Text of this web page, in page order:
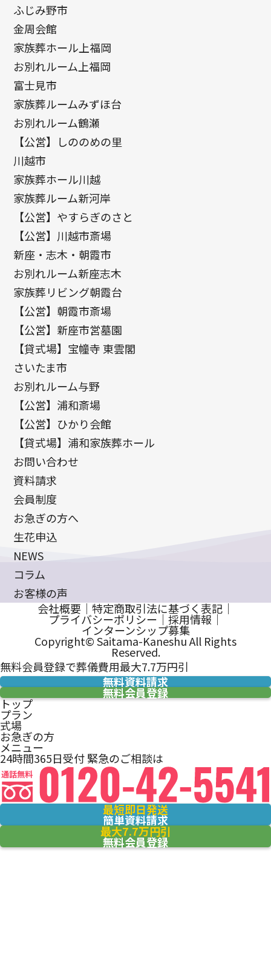
ふじみ野市
金周会館
家族葬ホール上福岡
お別れルーム上福岡
富士見市
家族葬ルームみずほ台
お別れルーム鶴瀬
【公営】しののめの里
川越市
家族葬ホール川越
家族葬ルーム新河岸
【公営】やすらぎのさと
【公営】川越市斎場
新座・志木・朝霞市
お別れルーム新座志木
家族葬リビング朝霞台
【公営】朝霞市斎場
【公営】新座市営墓園
【貸式場】宝幢寺 東雲閣
さいたま市
お別れルーム与野
【公営】浦和斎場
【公営】ひかり会館
【貸式場】浦和家族葬ホール
お問い合わせ
資料請求
会員制度
お急ぎの方へ
生花申込
NEWS
コラム
お客様の声
会社概要 ｜ 特定商取引法に基づく表記 ｜
プライバシーポリシー ｜ 採用情報 ｜
インターンシップ募集
Copyright© Saitama-Kaneshu All Rights
Reserved.
無料会員登録で葬儀費用最大7.7万円引
無料資料請求
無料会員登録
トップ
プラン
式場
お急ぎの方
メニュー
24時間365日受付緊急のご相談は
最短即日発送
簡単資料請求
最大7.7万円引
無料会員登録